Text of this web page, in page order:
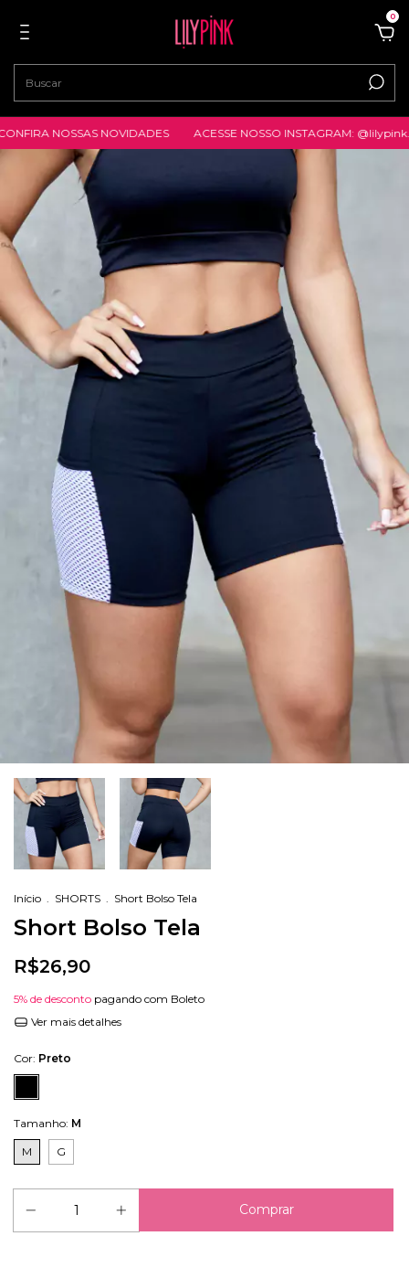
0
NOSSAS NOVIDADES ACESSE NOSSO INSTAGRAM:
Início . SHORTS . Short Bolso Tela
Short Bolso Tela
R$26,90
5% de desconto pagando com Boleto
Ver mais detalhes
Cor: Preto
Tamanho: M
M G